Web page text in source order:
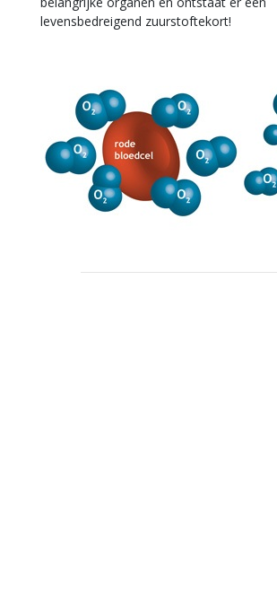
levensbedreigend zuurstoftekort!